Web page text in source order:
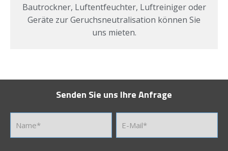
Bautrockner, Luftentfeuchter, Luftreiniger oder
Geräte zur Geruchsneutralisation können Sie
uns mieten.
Senden Sie uns Ihre Anfrage